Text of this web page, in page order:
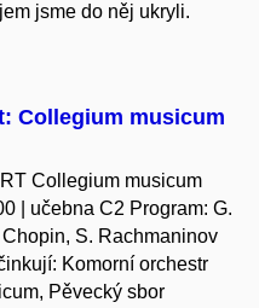
jsme do něj ukryli.
Collegium musicum
Collegium musicum
| učebna C2 Program: G.
Chopin, S. Rachmaninov
Komorní orchestr
Pěvecký sbor